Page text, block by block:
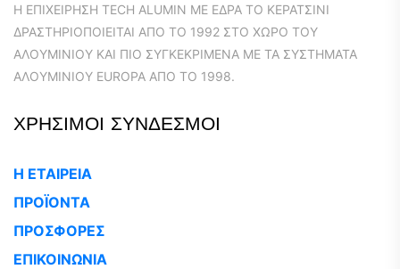
Η ΕΠΙΧΕΙΡΗΣΗ TECH ALUMIN ΜΕ ΕΔΡΑ ΤΟ ΚΕΡΑΤΣΙΝΙ
ΔΡΑΣΤΗΡΙΟΠΟΙΕΙΤΑΙ ΑΠΟ ΤΟ 1992 ΣΤΟ ΧΩΡΟ ΤΟΥ
ΑΛΟΥΜΙΝΙΟΥ ΚΑΙ ΠΙΟ ΣΥΓΚΕΚΡΙΜΕΝΑ ΜΕ ΤΑ ΣΥΣΤΗΜΑΤΑ
ΑΛΟΥΜΙΝΙΟΥ EUROPA ΑΠΟ ΤΟ 1998.
ΧΡΗΣΙΜΟΙ ΣΥΝΔΕΣΜΟΙ
Η ΕΤΑΙΡΕΙΑ
ΠΡΟΪΟΝΤΑ
ΠΡΟΣΦΟΡΕΣ
ΕΠΙΚΟΙΝΩΝΙΑ